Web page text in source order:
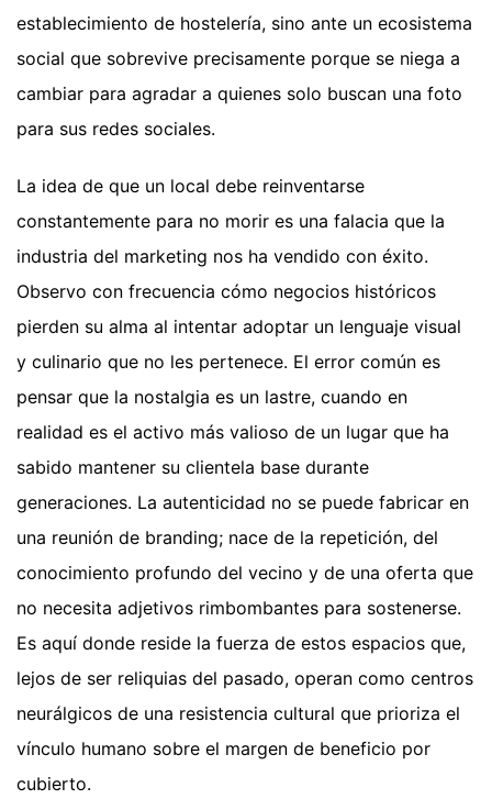
establecimiento de hostelería, sino ante un ecosistema
social que sobrevive precisamente porque se niega a
cambiar para agradar a quienes solo buscan una foto
para sus redes sociales.
La idea de que un local debe reinventarse
constantemente para no morir es una falacia que la
industria del marketing nos ha vendido con éxito.
Observo con frecuencia cómo negocios históricos
pierden su alma al intentar adoptar un lenguaje visual
y culinario que no les pertenece. El error común es
pensar que la nostalgia es un lastre, cuando en
realidad es el activo más valioso de un lugar que ha
sabido mantener su clientela base durante
generaciones. La autenticidad no se puede fabricar en
una reunión de branding; nace de la repetición, del
conocimiento profundo del vecino y de una oferta que
no necesita adjetivos rimbombantes para sostenerse.
Es aquí donde reside la fuerza de estos espacios que,
lejos de ser reliquias del pasado, operan como centros
neurálgicos de una resistencia cultural que prioriza el
vínculo humano sobre el margen de beneficio por
cubierto.